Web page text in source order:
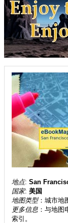
地点:San
国家:美国
地图类型：城市地
更多信息 ：与地
索引。